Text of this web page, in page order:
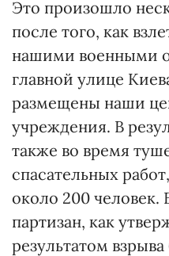
Это произошло
после того, как
нашими военными
главной улице
размещены наши
учреждения. В
также во время
спасательных
около 200
партизан, как
результатом